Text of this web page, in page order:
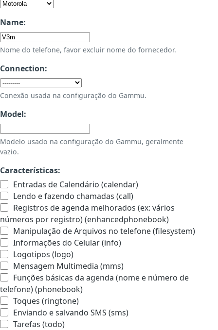
Name:
Nome do telefone, favor excluir nome do fornecedor.
Connection:
Conexão usada na configuração do Gammu.
Model:
Modelo usado na configuração do Gammu, geralmente
vazio.
Características:
Entradas de Calendário (calendar)
Lendo e fazendo chamadas (call)
Registros de agenda melhorados (ex: vários
números por registro) (enhancedphonebook)
Manipulação de Arquivos no telefone (filesystem)
Informações do Celular (info)
Logotipos (logo)
Mensagem Multimedia (mms)
Funções básicas da agenda (nome e número de
telefone) (phonebook)
Toques (ringtone)
Enviando e salvando SMS (sms)
Tarefas (todo)